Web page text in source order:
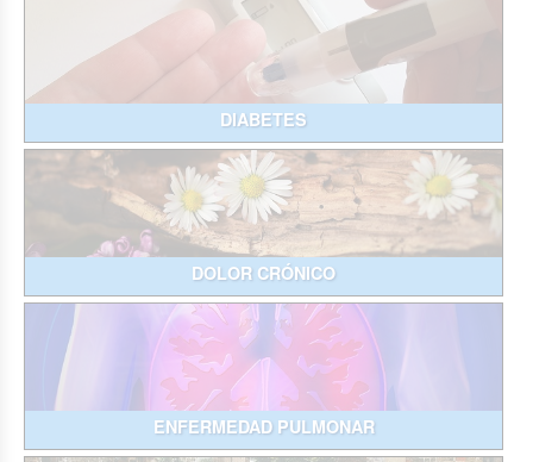
DIABETES
DOLOR CRÓNICO
ENFERMEDAD PULMONAR